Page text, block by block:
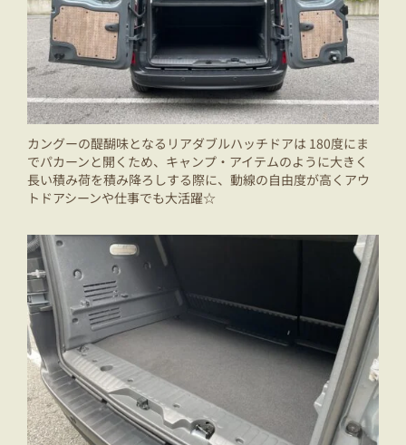
カングーの醍醐味となるリアダブルハッチドアは 180度にま
でパカーンと開くため、キャンプ・アイテムのように大きく
長い積み荷を積み降ろしする際に、動線の自由度が高くアウ
トドアシーンや仕事でも大活躍☆